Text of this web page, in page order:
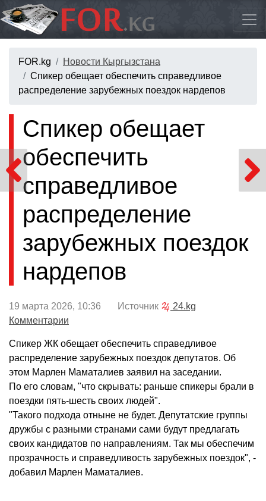
FOR.kg
Новости Кыргызстана
Спикер обещает обеспечить справедливое
распределение зарубежных поездок нардепов
Спикер обещает
обеспечить
справедливое
распределение
зарубежных поездок
нардепов
19 марта 2026, 10:36 Источник
24.kg
Комментарии
Спикер ЖК обещает обеспечить справедливое
распределение зарубежных поездок депутатов. Об
этом Марлен Маматалиев заявил на заседании.
По его словам, "что скрывать: раньше спикеры брали в
поездки пять-шесть своих людей".
"Такого подхода отныне не будет. Депутатские группы
дружбы с разными странами сами будут предлагать
своих кандидатов по направлениям. Так мы обеспечим
прозрачность и справедливость зарубежных поездок", -
добавил Марлен Маматалиев.